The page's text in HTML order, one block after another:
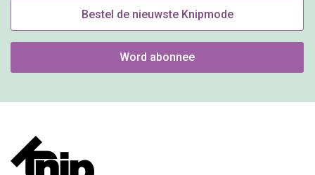
Bestel de nieuwste Knipmode
Word abonnee